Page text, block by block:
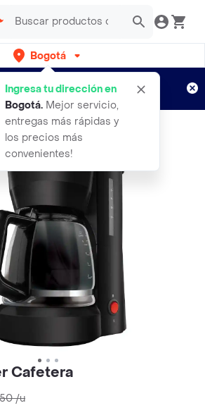
Bogotá
Ingresa tu dirección en
Bogotá. Mejor servicio,
entregas más rápidas y
los precios más
convenientes!
gratis por semanas
Aplican TyC
Cafetera
/u